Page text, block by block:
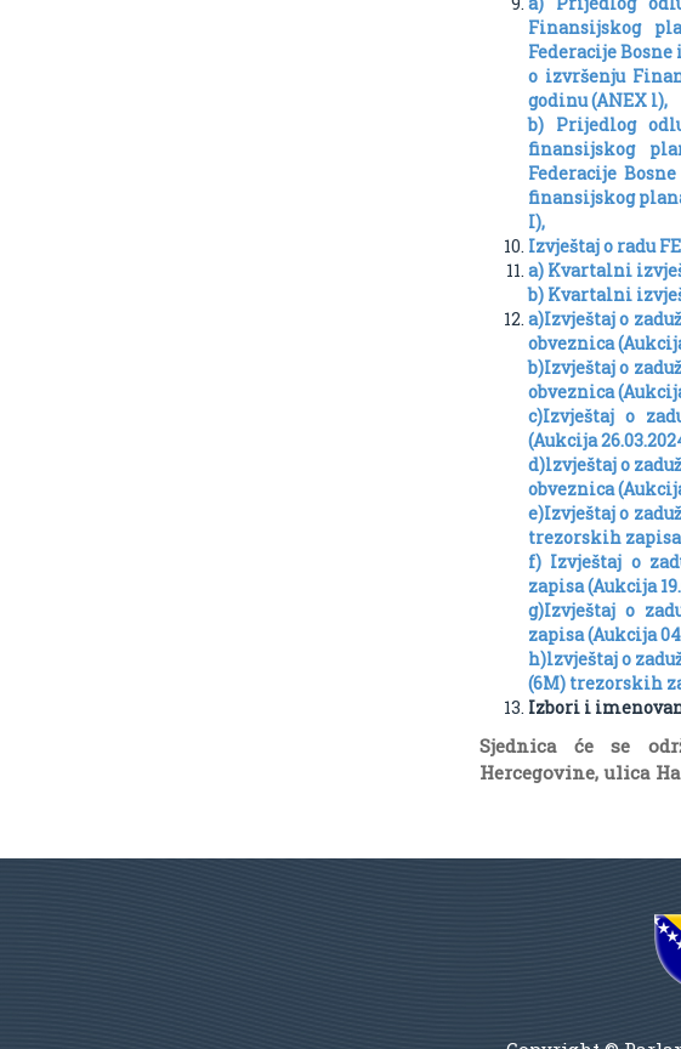
Finansijskog
Federacije
o izvršenju
godinu (ANEX l),
b) Prijedlog
finansijskog
Federacije
finansijskog
I),
Izvještaj o radu
a) Kvartalni
b) Kvartalni
a)Izvještaj o
obveznica
b)Izvještaj o
obveznica
c)Izvještaj o
(Aukcija
d)lzvještaj o
obveznica
e)Izvještaj o
trezorskih zapisa
f) Izvještaj o
zapisa (Aukcija
g)Izvještaj o
zapisa (Aukcija
h)lzvještaj o
(6M) trezorskih
Izbori i
Sjednica će se
Hercegovine, ulica